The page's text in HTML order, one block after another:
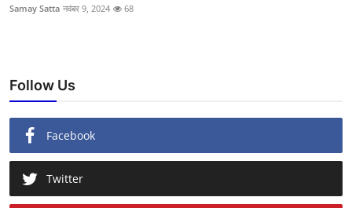
Samay Satta नवंबर 9, 2024 68
Follow Us
Facebook
Twitter